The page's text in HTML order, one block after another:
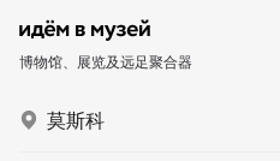
博物馆、展览及远足聚合器
莫斯科